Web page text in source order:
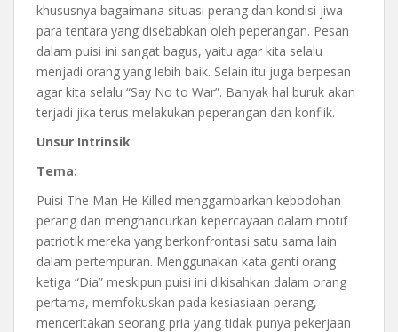
khususnya bagaimana situasi perang dan kondisi jiwa
para tentara yang disebabkan oleh peperangan. Pesan
dalam puisi ini sangat bagus, yaitu agar kita selalu
menjadi orang yang lebih baik. Selain itu juga berpesan
agar kita selalu “Say No to War”. Banyak hal buruk akan
terjadi jika terus melakukan peperangan dan konflik.
Unsur Intrinsik
Tema:
Puisi The Man He Killed menggambarkan kebodohan
perang dan menghancurkan kepercayaan dalam motif
patriotik mereka yang berkonfrontasi satu sama lain
dalam pertempuran. Menggunakan kata ganti orang
ketiga “Dia” meskipun puisi ini dikisahkan dalam orang
pertama, memfokuskan pada kesiasiaan perang,
menceritakan seorang pria yang tidak punya pekerjaan